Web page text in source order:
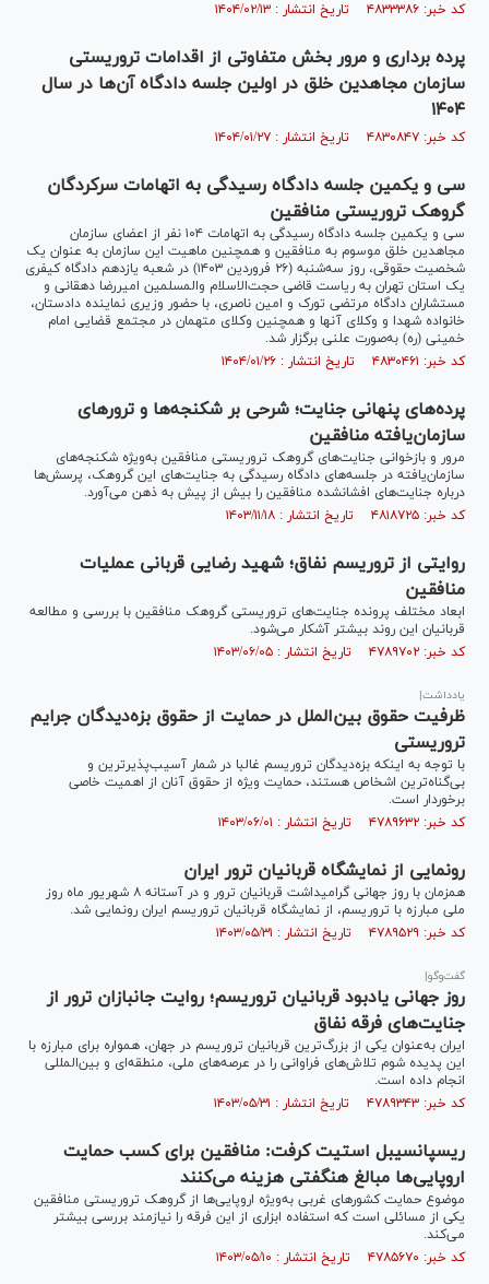
کد خبر: ۴۸۳۳۳۸۶ تاریخ انتشار : ۱۴۰۴/۰۲/۱۳
پرده برداری و مرور بخش متفاوتی از اقدامات تروریستی
سازمان مجاهدین خلق در اولین جلسه دادگاه آن‌ها در سال
۱۴۰۴
کد خبر: ۴۸۳۰۸۴۷ تاریخ انتشار : ۱۴۰۴/۰۱/۲۷
سی و یکمین جلسه دادگاه رسیدگی به اتهامات سرکردگان
گروهک تروریستی منافقین
سی‌ و یکمین جلسه دادگاه رسیدگی به اتهامات ۱۰۴ نفر از اعضای سازمان
مجاهدین خلق موسوم به منافقین و همچنین ماهیت این سازمان به عنوان یک
شخصیت حقوقی، روز سه‌شنبه (۲۶ فروردین ۱۴۰۳) در شعبه یازدهم دادگاه کیفری
یک استان تهران به ریاست قاضی حجت‌الاسلام والمسلمین امیررضا دهقانی و
مستشاران دادگاه مرتضی تورک و امین ناصری، با حضور وزیری نماینده دادستان،
خانواده شهدا و وکلای آنها و همچنین وکلای متهمان در مجتمع قضایی امام
خمینی (ره) به‌صورت علنی برگزار شد.
کد خبر: ۴۸۳۰۴۶۱ تاریخ انتشار : ۱۴۰۴/۰۱/۲۶
پرده‌های پنهانی جنایت؛ شرحی بر شکنجه‌ها و ترور‌های
سازمان‌یافته منافقین
مرور و بازخوانی جنایت‌های گروهک تروریستی منافقین به‌ویژه شکنجه‌های
سازمان‌یافته در جلسه‌های دادگاه رسیدگی به جنایت‌های این گروهک، پرسش‌ها
درباره جنایت‌های افشانشده منافقین را بیش از پیش به ذهن می‌آورد.
کد خبر: ۴۸۱۸۷۲۵ تاریخ انتشار : ۱۴۰۳/۱۱/۱۸
روایتی از تروریسم نفاق؛ شهید رضایی قربانی عملیات
منافقین
ابعاد مختلف پرونده جنایت‌های تروریستی گروهک منافقین با بررسی و مطالعه
قربانیان این روند بیشتر آشکار می‌شود.
کد خبر: ۴۷۸۹۷۰۲ تاریخ انتشار : ۱۴۰۳/۰۶/۰۵
یادداشت|
ظرفیت حقوق بین‌الملل در حمایت از حقوق بزه‌دیدگان جرایم
تروریستی
با توجه به اینکه بزه‌دیدگان تروریسم غالبا در شمار آسیب‌پذیرترین و
بی‌گناه‌ترین اشخاص هستند، حمایت ویژه از حقوق آنان از اهمیت خاصی
برخوردار است.
کد خبر: ۴۷۸۹۶۳۲ تاریخ انتشار : ۱۴۰۳/۰۶/۰۱
رونمایی از نمایشگاه قربانیان ترور ایران
همزمان با روز جهانی گرامیداشت قربانیان ترور و در آستانه ۸ شهریور ماه روز
ملی مبارزه با تروریسم، از نمایشگاه قربانیان تروریسم ایران رونمایی شد.
کد خبر: ۴۷۸۹۵۲۹ تاریخ انتشار : ۱۴۰۳/۰۵/۳۱
گفت‌وگو|
روز جهانی یادبود قربانیان تروریسم؛ روایت جانبازان ترور از
جنایت‌های فرقه نفاق
ایران به‌عنوان یکی از بزرگ‌ترین قربانیان تروریسم در جهان، همواره برای مبارزه با
این پدیده شوم تلاش‌های فراوانی را در عرصه‌های ملی، منطقه‌ای و بین‌المللی
انجام داده است.
کد خبر: ۴۷۸۹۳۴۳ تاریخ انتشار : ۱۴۰۳/۰۵/۳۱
ریسپانسیبل استیت کرفت: منافقین برای کسب حمایت
اروپایی‌ها مبالغ هنگفتی هزینه می‌کنند
موضوع حمایت کشورهای غربی به‌ویژه اروپایی‌ها از گروهک تروریستی منافقین
یکی از مسائلی است که استفاده ابزاری از این فرقه را نیازمند بررسی بیشتر
می‌کند.
کد خبر: ۴۷۸۵۶۷۰ تاریخ انتشار : ۱۴۰۳/۰۵/۱۰